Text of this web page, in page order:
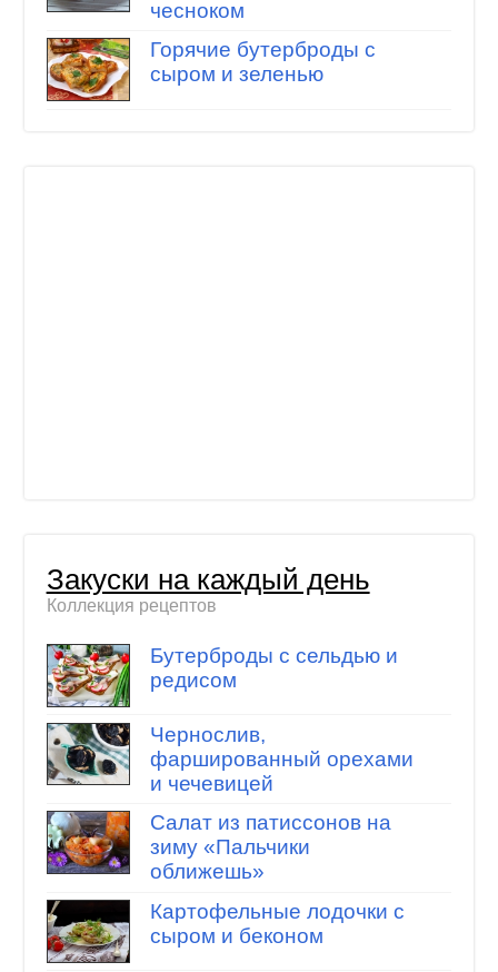
чесноком
Горячие бутерброды с
сыром и зеленью
Закуски на каждый день
Коллекция рецептов
Бутерброды с сельдью и
редисом
Чернослив,
фаршированный орехами
и чечевицей
Салат из патиссонов на
зиму «Пальчики
оближешь»
Картофельные лодочки с
сыром и беконом